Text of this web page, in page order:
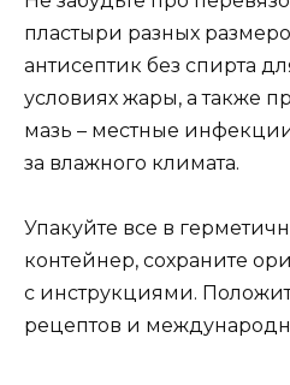
пластыри разных
антисептик без спирта
условиях жары, а также
мазь – местные
за влажного климата.
Упакуйте все в
контейнер, сохраните
с инструкциями.
рецептов и